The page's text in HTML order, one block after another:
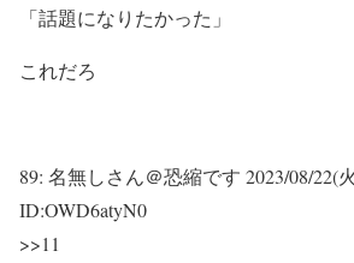
「話題になりたかった」
これだろ
89: 名無しさん＠恐縮です 2023/08/22(
ID:OWD6atyN0
>>11